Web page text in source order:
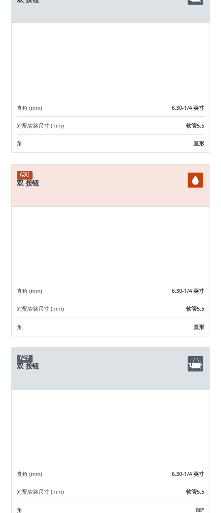
直角 (mm) 6.30-1/4 英寸
对配管路尺寸 (mm) 软管5.5
角 直形
A30
双 按钮
直角 (mm) 6.30-1/4 英寸
对配管路尺寸 (mm) 软管5.5
角 直形
A29
双 按钮
直角 (mm) 6.30-1/4 英寸
对配管路尺寸 (mm) 软管5.5
角 88°